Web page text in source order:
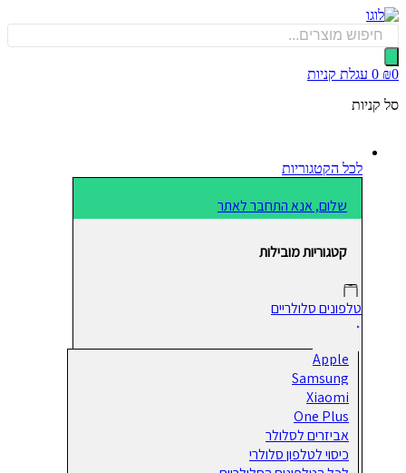
0 עגלת קניות
לכל הקטגוריות
שלום, אנא התחבר לאתר
קטגוריות מובילות
טלפונים סלולריים
Apple
Samsung
Xiaomi
One Plus
אביזרים לסלולר
כיסוי לטלפון סלולרי